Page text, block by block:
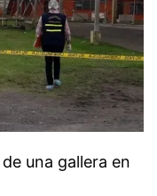
una gallera en